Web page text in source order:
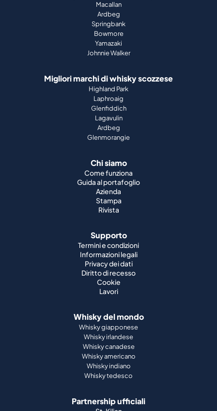
Macallan
Ardbeg
Springbank
Bowmore
Yamazaki
Johnnie Walker
Migliori marchi di whisky scozzese
Highland Park
Laphroaig
Glenfiddich
Lagavulin
Ardbeg
Glenmorangie
Chi siamo
Come funziona
Guida al portafoglio
Azienda
Stampa
Rivista
Supporto
Termini e condizioni
Informazioni legali
Privacy dei dati
Diritto di recesso
Cookie
Lavori
Whisky del mondo
Whisky giapponese
Whisky irlandese
Whisky canadese
Whisky americano
Whisky indiano
Whisky tedesco
Partnership ufficiali